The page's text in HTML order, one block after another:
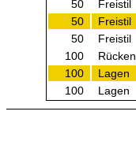
50
Freistil
50
Freistil
50
Freistil
100
Rücken
100
Lagen
100
Lagen